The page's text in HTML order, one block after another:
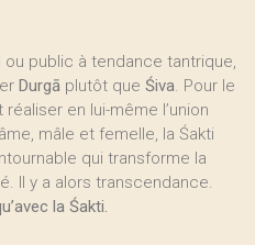
ou public à tendance tantrique,
Durgā plutôt que Śiva. Pour le
en lui-même l’union
mâle et femelle, la Śakti
qui transforme la
Il y a alors transcendance.
la Śakti.